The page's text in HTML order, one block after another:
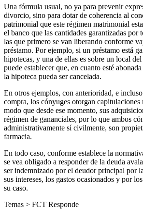
Una fórmula usual, no ya para prevenir
divorcio, sino para dotar de coherencia al
patrimonial que este régimen matrimonial
el banco que las cantidades garantizadas por
las que primero se van liberando conforme
préstamo. Por ejemplo, si un préstamo está
hipotecas, y una de ellas es sobre un local
puede establecer que, en cuanto esté
la hipoteca pueda ser cancelada.
En otros ejemplos, con anterioridad, e
compra, los cónyuges otorgan capitulaciones
modo que desde ese momento, sus
régimen de gananciales, por lo que ambos
administrativamente sí civilmente, son
farmacia.
En todo caso, conforme establece la
se vea obligado a responder de la deuda
ser indemnizado por el deudor principal por
sus intereses, los gastos ocasionados y por
su caso.
Temas > FCT Responde